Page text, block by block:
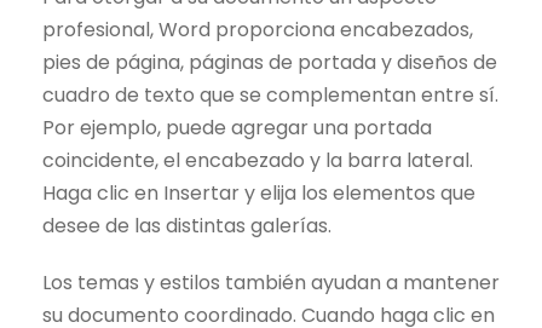
profesional, Word proporciona encabezados,
pies de página, páginas de portada y diseños de
cuadro de texto que se complementan entre sí.
Por ejemplo, puede agregar una portada
coincidente, el encabezado y la barra lateral.
Haga clic en Insertar y elija los elementos que
desee de las distintas galerías.
Los temas y estilos también ayudan a mantener
su documento coordinado. Cuando haga clic en